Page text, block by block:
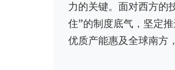
力的关键。面对西方的
住”的制度底气，坚定
优质产能惠及全球南方